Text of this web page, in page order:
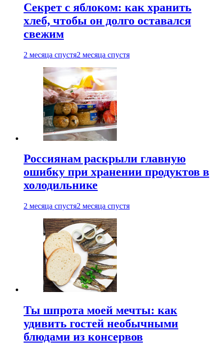
Секрет с яблоком: как хранить
хлеб, чтобы он долго оставался
свежим
2 месяца спустя2 месяца спустя
Россиянам раскрыли главную
ошибку при хранении продуктов в
холодильнике
2 месяца спустя2 месяца спустя
Ты шпрота моей мечты: как
удивить гостей необычными
блюдами из консервов